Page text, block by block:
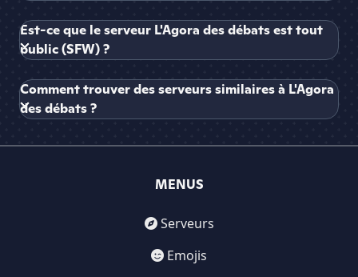
Est-ce que le serveur L'Agora des débats est tout
public (SFW) ?
Comment trouver des serveurs similaires à L'Agora
des débats ?
MENUS
Serveurs
Emojis